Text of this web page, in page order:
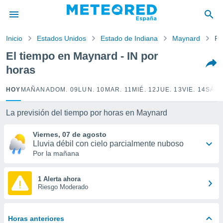
por
para
la
calidad.
a este
las
y
forma
basada
permite
Inicio Estados Unidos Estado de Indiana Maynard
El tiempo en Maynard - IN por
horas
HOY MAÑANA DOM. 09 LUN. 10 MAR. 11 MIÉ. 12JUE. 13VIE. 14
La previsión del tiempo por horas en Maynard
Viernes, 07 de agosto
Lluvia débil con cielo parcialmente nuboso
Por la mañana
1 Alerta ahora
Riesgo Moderado
Horas anteriores